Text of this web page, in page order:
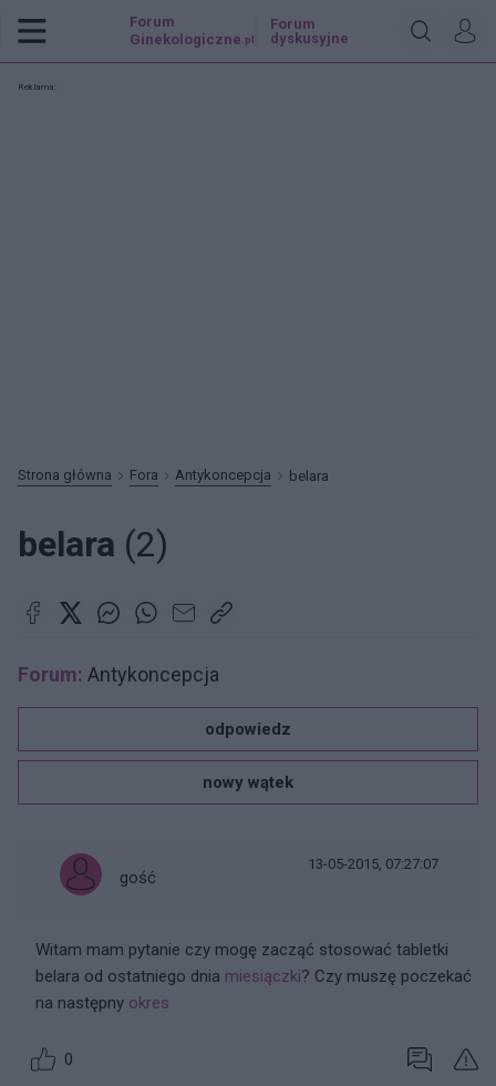
Forum
Ginekologiczne .pl
Forum
dyskusyjne
Reklama:
Strona główna Fora Antykoncepcja belara
belara (2)
Forum: Antykoncepcja
odpowiedz
nowy wątek
gość
13-05-2015, 07:27:07
Witam mam pytanie czy mogę zacząć stosować tabletki
belara od ostatniego dnia miesiączki? Czy muszę poczekać
na następny okres
0